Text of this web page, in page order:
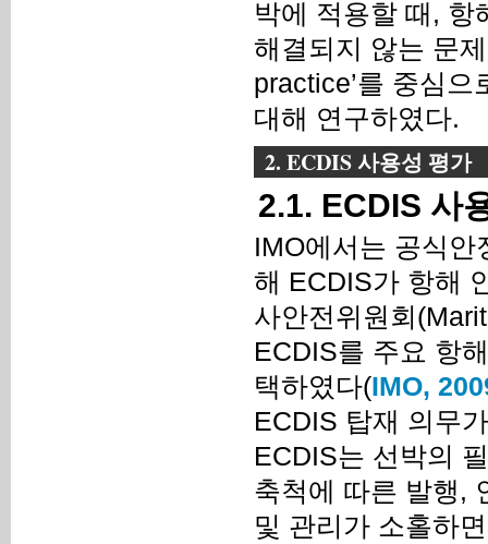
박에 적용할 때, 항
해결되지 않는 문
practice’를 중심
대해 연구하였다.
2. ECDIS 사용성 평가
2.1. ECDIS 사
IMO에서는 공식
해 ECDIS가 항해
사안전위원회
ECDIS를 주요 항
택하였다(IMO,
ECDIS 탑재 의무
ECDIS는 선박의
축척에 따른 발행,
및 관리가 소홀하